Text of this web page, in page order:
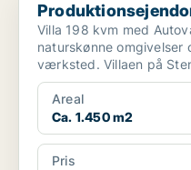
Villa 198 kvm med Autoværksted
naturskønne
værksted. Villaen på
...
Areal
Ca. 1.450 m2
Pris